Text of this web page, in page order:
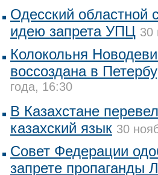
Одесский областной
идею запрета УПЦ 30
Колокольня
воссоздана в
года, 16:30
В Казахстане
казахский язык 30
Совет Федерации
запрете пропаганды